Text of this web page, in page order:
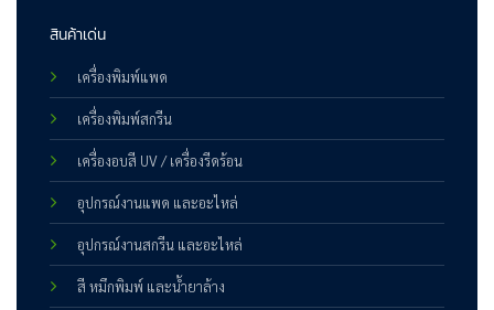
สินค้าเด่น
เครื่องพิมพ์แพด
เครื่องพิมพ์สกรีน
เครื่องอบสี UV / เครื่องรีดร้อน
อุปกรณ์งานแพด และอะไหล่
อุปกรณ์งานสกรีน และอะไหล่
สี หมึกพิมพ์ และน้ำยาล้าง